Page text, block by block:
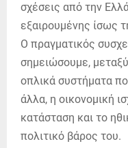
σχέσεις από την
εξαιρουμένης ίσως
Ο πραγματικός
σημειώσουμε,
οπλικά συστήματα
άλλα, η οικονομική
κατάσταση και το
πολιτικό βάρος του.